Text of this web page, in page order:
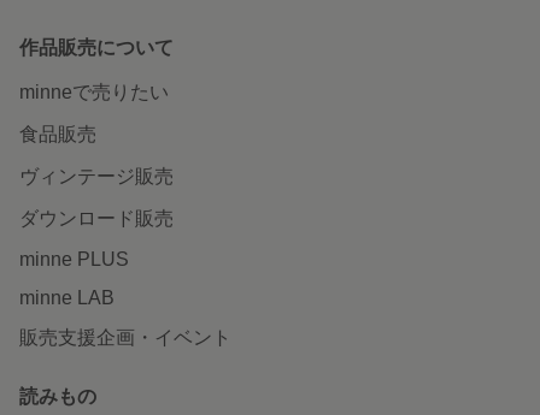
作品販売について
minneで売りたい
食品販売
ヴィンテージ販売
ダウンロード販売
minne PLUS
minne LAB
販売支援企画・イベント
読みもの